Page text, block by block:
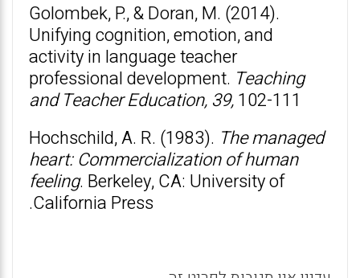
Golombek, P., & Doran, M. (2014).
Unifying cognition, emotion, and
activity in language teacher
professional development. Teaching
and Teacher Education, 39,102-111
Hochschild, A. R. (1983). The managed
heart: Commercialization of human
feeling. Berkeley, CA: University of
California Press.